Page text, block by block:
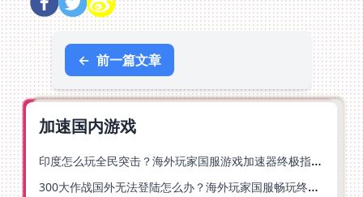
← 前一篇文章
加速国内游戏
印度怎么玩全民突击？海外玩家国服游戏加速器终极指南（附原神延迟优化+精灵之境加速器选择）
300大作战国外无法登陆怎么办？海外玩家国服畅玩终极指南（附实测推荐）